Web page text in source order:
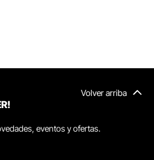
Volver arriba
eventos y ofertas.